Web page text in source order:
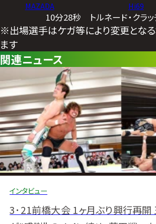
MAZADA Hi69
10分28秒 トルネード・クラッ
※出場選手はケガ等により変更とな
ます
関連ニュース
インタビュー
3･21前橋大会 1ヶ月ぶり興行再開